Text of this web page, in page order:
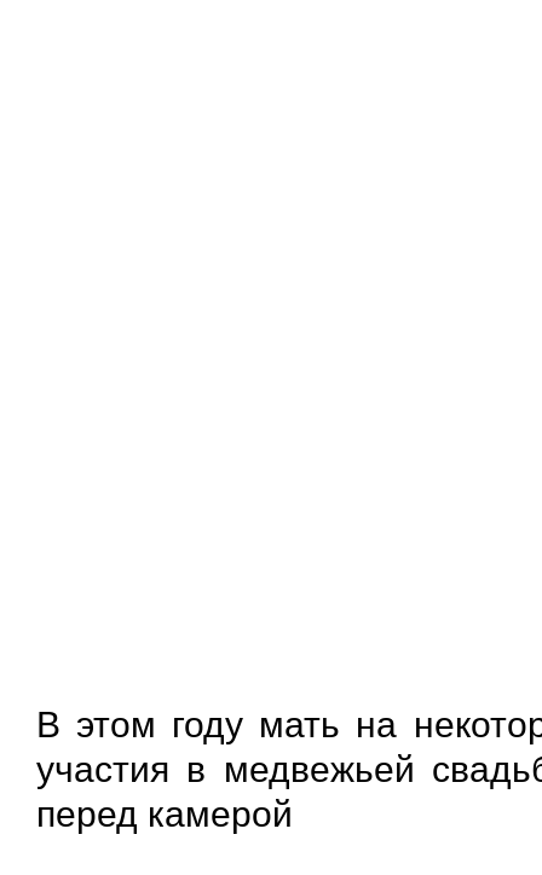
В этом году мать на
участия в медвежьей
перед камерой